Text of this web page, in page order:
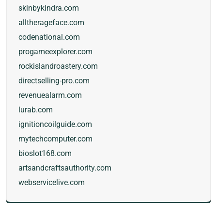
skinbykindra.com
alltherageface.com
codenational.com
progameexplorer.com
rockislandroastery.com
directselling-pro.com
revenuealarm.com
lurab.com
ignitioncoilguide.com
mytechcomputer.com
bioslot168.com
artsandcraftsauthority.com
webservicelive.com